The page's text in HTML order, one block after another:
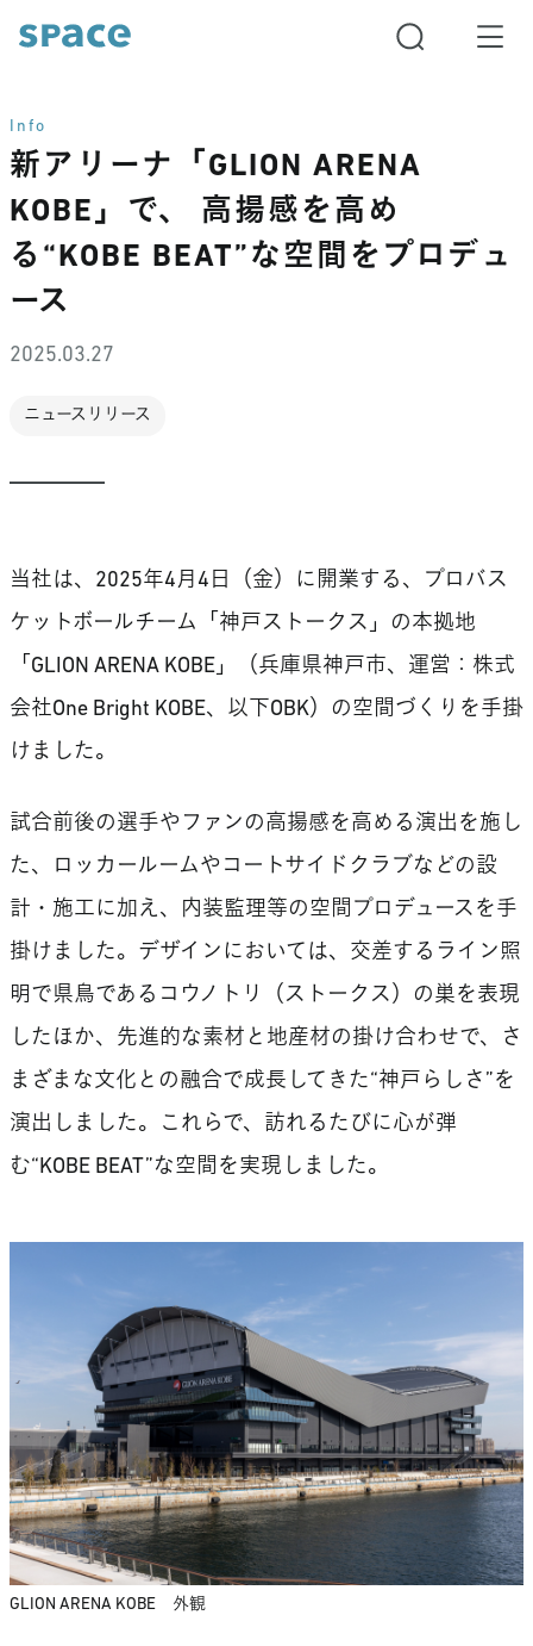
Info
新アリーナ「GLION ARENA
KOBE」で、 高揚感を高め
る“KOBE BEAT”な空間をプロデュ
ース
2025.03.27
ニュースリリース
当社は、2025年4月4日（金）に開業する、プロバス
ケットボールチーム「神戸ストークス」の本拠地
「GLION ARENA KOBE」（兵庫県神戸市、運営：株式
会社One Bright KOBE、以下OBK）の空間づくりを手掛
けました。
試合前後の選手やファンの高揚感を高める演出を施し
た、ロッカールームやコートサイドクラブなどの設
計・施工に加え、内装監理等の空間プロデュースを手
掛けました。デザインにおいては、交差するライン照
明で県鳥であるコウノトリ（ストークス）の巣を表現
したほか、先進的な素材と地産材の掛け合わせで、さ
まざまな文化との融合で成長してきた“神戸らしさ”を
演出しました。これらで、訪れるたびに心が弾
む“KOBE BEAT”な空間を実現しました。
GLION ARENA KOBE 外観